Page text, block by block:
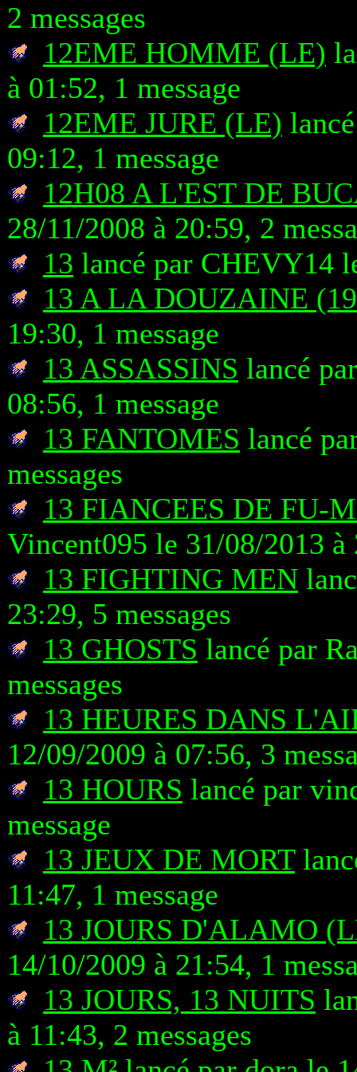
2 messages
12EME HOMME (LE)
à 01:52, 1 message
12EME JURE (LE)
09:12, 1 message
12H08 A L'EST DE
28/11/2008 à 20:59, 2
13 lancé par CHEVY14
13 A LA DOUZAINE
19:30, 1 message
13 ASSASSINS lancé
08:56, 1 message
13 FANTOMES lancé
messages
13 FIANCEES DE FU-
Vincent095 le 31/08/2013 à
13 FIGHTING MEN
23:29, 5 messages
13 GHOSTS lancé par
messages
13 HEURES DANS
12/09/2009 à 07:56, 3
13 HOURS lancé par
message
13 JEUX DE MORT
11:47, 1 message
13 JOURS D'ALAMO
14/10/2009 à 21:54, 1
13 JOURS, 13 NUITS
à 11:43, 2 messages